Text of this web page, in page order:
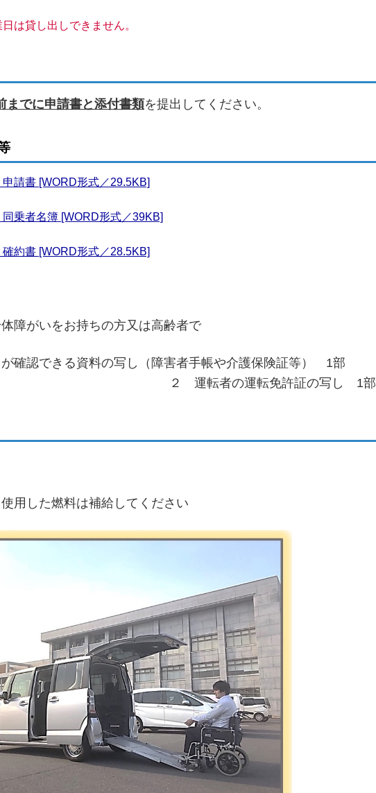
は貸し出しできません。
までに申請書と添付書類を提出してください。
請書 [WORD形式／29.5KB]
乗者名簿 [WORD形式／39KB]
約書 [WORD形式／28.5KB]
障がいをお持ちの方又は高齢者で
確認できる資料の写し（障害者手帳や介護保険証等） 1部
２ 運転者の運転免許証の写し 1部
した燃料は補給してください